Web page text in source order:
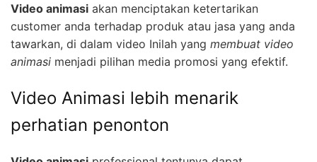
Video animasi akan menciptakan ketertarikan
customer anda terhadap produk atau jasa yang anda
tawarkan, di dalam video Inilah yang membuat video
animasi menjadi pilihan media promosi yang efektif.
Video Animasi lebih menarik
perhatian penonton